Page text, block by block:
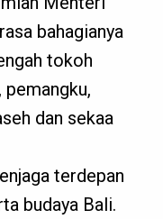
bahagianya
tokoh
dan sekaa
terdepan
budaya Bali.